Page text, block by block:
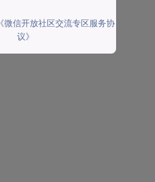
《微信开放社区交流专区服务协
议》